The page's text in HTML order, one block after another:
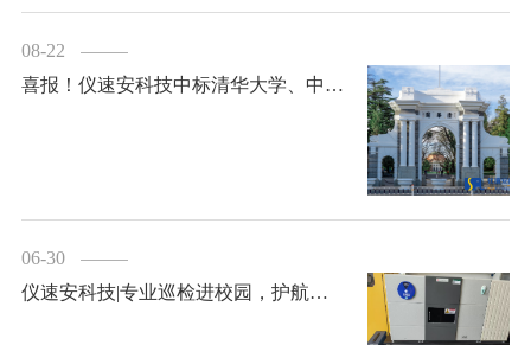
08-22
喜报！仪速安科技中标清华大学、中国科学院大学实验室搬迁项目！
06-30
仪速安科技|专业巡检进校园，护航高校科研仪器稳定运行